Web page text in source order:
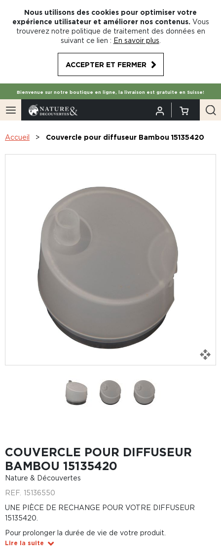
Nous utilisons des cookies pour optimiser votre
expérience utilisateur et améliorer nos contenus. Vous
trouverez notre politique de traitement des données en
suivant ce lien : En savoir plus
ACCEPTER ET FERMER
Bienvenue sur notre boutique en ligne, la livraison est gratuite en Suisse!
Accueil Couvercle pour diffuseur Bambou 15135420
COUVERCLE POUR DIFFUSEUR
BAMBOU 15135420
Nature & Découvertes
REF. 15136550
UNE PIÈCE DE RECHANGE POUR VOTRE DIFFUSEUR
15135420.
Pour prolonger la durée de vie de votre produit.
Lire la suite